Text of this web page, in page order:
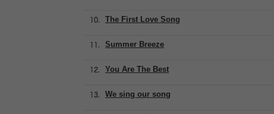
The First Love Song
Summer Breeze
You Are The Best
We sing our song